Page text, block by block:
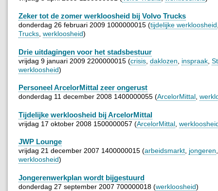
Zeker tot de zomer werkloosheid bij Volvo Trucks
donderdag 26 februari 2009 1000000015 (tijdelijke werkloosheid
Trucks, werkloosheid)
Drie uitdagingen voor het stadsbestuur
vrijdag 9 januari 2009 2200000015 (crisis daklozen inspraak
werkloosheid)
Personeel ArcelorMittal zeer ongerust
donderdag 11 december 2008 1400000055 (ArcelorMittal
Tijdelijke werkloosheid bij ArcelorMittal
vrijdag 17 oktober 2008 1500000057 (ArcelorMittal
JWP Lounge
vrijdag 21 december 2007 1400000015 (arbeidsmarkt jongeren
werkloosheid)
Jongerenwerkplan wordt bijgestuurd
donderdag 27 september 2007 700000018 (werkloosheid)